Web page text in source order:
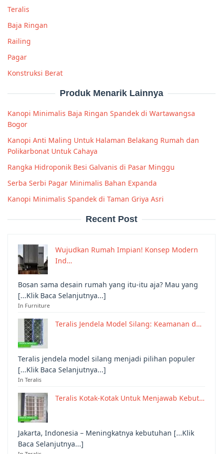
Teralis
Baja Ringan
Railing
Pagar
Konstruksi Berat
Produk Menarik Lainnya
Kanopi Minimalis Baja Ringan Spandek di Wartawangsa
Bogor
Kanopi Anti Maling Untuk Halaman Belakang Rumah dan
Polikarbonat Untuk Cahaya
Rangka Hidroponik Besi Galvanis di Pasar Minggu
Serba Serbi Pagar Minimalis Bahan Expanda
Kanopi Minimalis Spandek di Taman Griya Asri
Recent Post
Wujudkan Rumah Impian! Konsep Modern
Ind…
Bosan sama desain rumah yang itu-itu aja? Mau yang
[...Klik Baca Selanjutnya...]
In Furniture
Teralis Jendela Model Silang: Keamanan d…
Teralis jendela model silang menjadi pilihan populer
[...Klik Baca Selanjutnya...]
In Teralis
Teralis Kotak-Kotak Untuk Menjawab Kebut…
Jakarta, Indonesia – Meningkatnya kebutuhan [...Klik
Baca Selanjutnya...]